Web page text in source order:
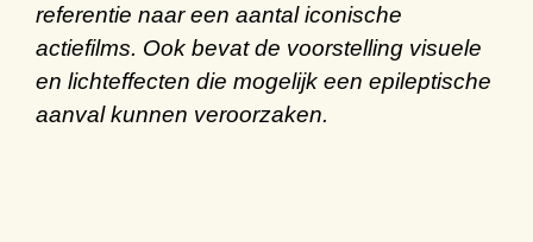
referentie naar een aantal iconische
actiefilms. Ook bevat de voorstelling visuele
en lichteffecten die mogelijk een epileptische
aanval kunnen veroorzaken.